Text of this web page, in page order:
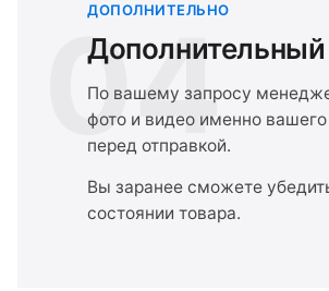
04
ДОПОЛНИТЕЛЬНО
Дополнительный
По вашему запросу
фото и видео именно вашего
перед отправкой.
Вы заранее сможете
состоянии товара.